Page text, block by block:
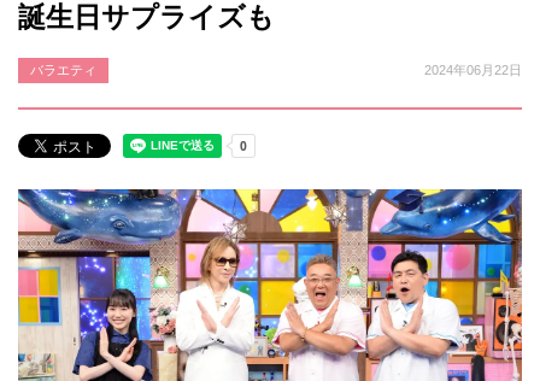
誕生日サプライズも
バラエティ 2024年06月22日